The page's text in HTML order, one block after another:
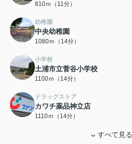
810ｍ（11分）
幼稚園
中央幼稚園
1080ｍ（14分）
小学校
土浦市立菅谷小学校
1100ｍ（14分）
ドラッグストア
カワチ薬品神立店
1110ｍ（14分）
すべて見る